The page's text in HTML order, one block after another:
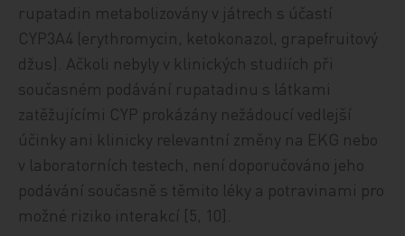
rupatadin metabolizovány v játrech s účastí
CYP3A4 (erythromycin, ketokonazol, grapefruitový
džus). Ačkoli nebyly v klinických studiích při
současném podávání rupatadinu s látkami
zatěžujícími CYP prokázány nežádoucí vedlejší
účinky ani klinicky relevantní změny na EKG nebo
v laboratorních testech, není doporučováno jeho
podávání současně s těmito léky a potravinami pro
možné riziko interakcí [5, 10].